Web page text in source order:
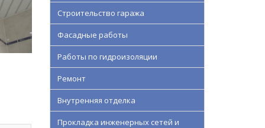
Строительство гаража
Фасадные работы
Работы по гидроизоляции
Ремонт
Внутренняя отделка
Прокладка инженерных сетей и